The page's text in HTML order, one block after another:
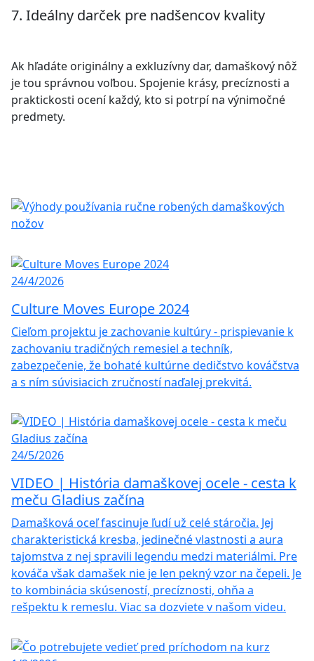
7. Ideálny darček pre nadšencov kvality
Ak hľadáte originálny a exkluzívny dar, damaškový nôž
je tou správnou voľbou. Spojenie krásy, precíznosti a
praktickosti ocení každý, kto si potrpí na výnimočné
predmety.
24/4/2026
Culture Moves Europe 2024
Cieľom projektu je zachovanie kultúry - prispievanie k
zachovaniu tradičných remesiel a techník,
zabezpečenie, že bohaté kultúrne dedičstvo kováčstva
a s ním súvisiacich zručností naďalej prekvitá.
24/5/2026
VIDEO | História damaškovej ocele - cesta k
meču Gladius začína
Damašková oceľ fascinuje ľudí už celé stáročia. Jej
charakteristická kresba, jedinečné vlastnosti a aura
tajomstva z nej spravili legendu medzi materiálmi. Pre
kováča však damašek nie je len pekný vzor na čepeli. Je
to kombinácia skúseností, precíznosti, ohňa a
rešpektu k remeslu. Viac sa dozviete v našom videu.